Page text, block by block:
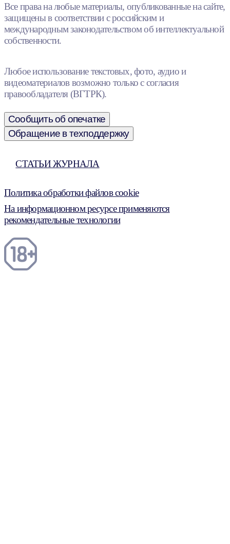
Все права на любые материалы, опубликованные на сайте,
защищены в соответствии с российским и
международным законодательством об интеллектуальной
собственности.
Любое использование текстовых, фото, аудио и
видеоматериалов возможно только с согласия
правообладателя (ВГТРК).
Сообщить об опечатке
Обращение в техподдержку
СТАТЬИ ЖУРНАЛА
Политика обработки файлов cookie
На информационном ресурсе применяются
рекомендательные технологии